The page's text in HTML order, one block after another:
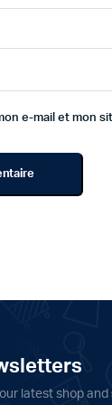
e-mail et mon
latest shop and